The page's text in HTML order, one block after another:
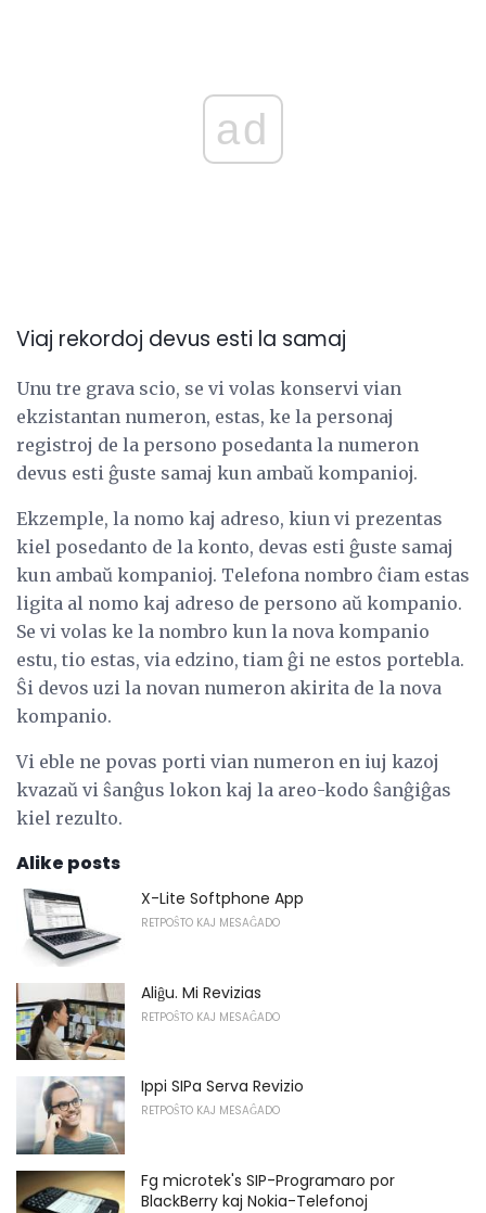
ad
Viaj rekordoj devus esti la samaj
Unu tre grava scio, se vi volas konservi vian
ekzistantan numeron, estas, ke la personaj
registroj de la persono posedanta la numeron
devus esti ĝuste samaj kun ambaŭ kompanioj.
Ekzemple, la nomo kaj adreso, kiun vi prezentas
kiel posedanto de la konto, devas esti ĝuste samaj
kun ambaŭ kompanioj. Telefona nombro ĉiam estas
ligita al nomo kaj adreso de persono aŭ kompanio.
Se vi volas ke la nombro kun la nova kompanio
estu, tio estas, via edzino, tiam ĝi ne estos portebla.
Ŝi devos uzi la novan numeron akirita de la nova
kompanio.
Vi eble ne povas porti vian numeron en iuj kazoj
kvazaŭ vi ŝanĝus lokon kaj la areo-kodo ŝanĝiĝas
kiel rezulto.
Alike posts
X-Lite Softphone App
RETPOŜTO KAJ MESAĜADO
Aliĝu. Mi Revizias
RETPOŜTO KAJ MESAĜADO
Ippi SIPa Serva Revizio
RETPOŜTO KAJ MESAĜADO
Fg microtek's SIP-Programaro por
BlackBerry kaj Nokia-Telefonoj